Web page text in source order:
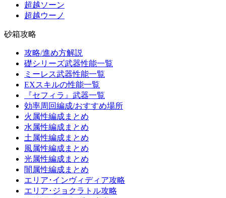
超越ソーン
超越ウーノ
砂箱攻略
攻略/進め方解説
礎シリーズ武器性能一覧
ミーレス武器性能一覧
EXスキルの性能一覧
『セフィラ』武器一覧
効率周回編成/おすすめ場所
火属性編成まとめ
水属性編成まとめ
土属性編成まとめ
風属性編成まとめ
光属性編成まとめ
闇属性編成まとめ
エリア･インヴィディア攻略
エリア･ジョクラトル攻略